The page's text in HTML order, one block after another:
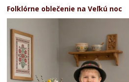
Folklórne oblečenie na Veľkú noc